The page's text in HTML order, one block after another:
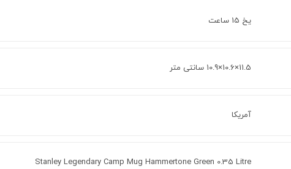
یخ 15 ساعت
11.5×10.6×10.9 سانتی متر
آمریکا
Stanley Legendary Camp Mug Hammertone Green 0.35 Litre